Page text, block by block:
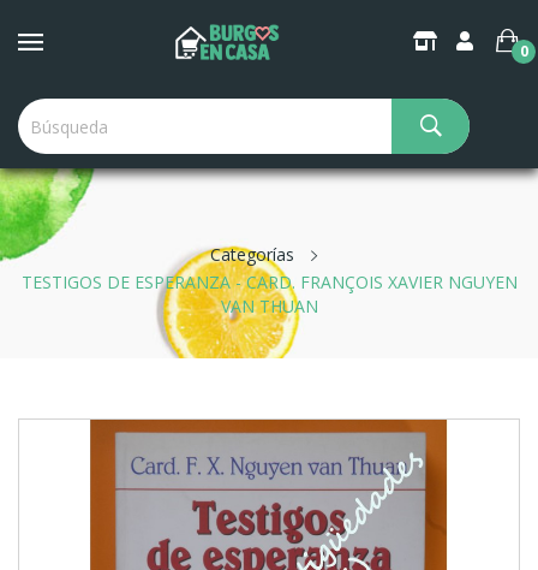
0
Categorías
TESTIGOS DE ESPERANZA - CARD. FRANÇOIS XAVIER NGUYEN
VAN THUAN